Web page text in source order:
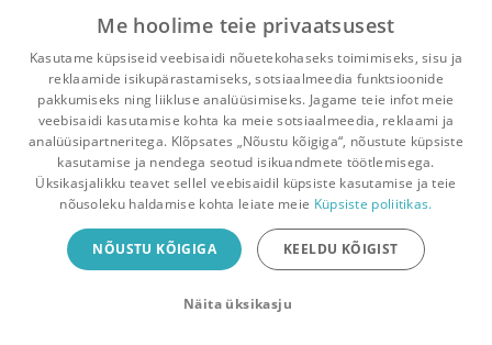
ajakirjas „Looming“. „Päikesepiim“ peaks huvi
pakkuma kõigile väärt luulet hindavatele
kirjandushuvilistele.
Ladusin valesid riita
nagu kasehalge.
Must kadus kaugele,
eesti kirjandus
ilukirjandus luule
Pealehele Ostukorv Sõnumid Teated Konto
Raamatuvahetuse mobiiliäpp
Vaheta raamatuid veelgi mugavamalt!
Me hoolime teie privaatsusest
Kasutame küpsiseid veebisaidi nõuetekohaseks toimimiseks, sisu ja
reklaamide isikupärastamiseks, sotsiaalmeedia funktsioonide
pakkumiseks ning liikluse analüüsimiseks. Jagame teie infot meie
veebisaidi kasutamise kohta ka meie sotsiaalmeedia, reklaami ja
analüüsipartneritega. Klõpsates „Nõustu kõigiga“, nõustute küpsiste
kasutamise ja nendega seotud isikuandmete töötlemisega.
Üksikasjalikku teavet sellel veebisaidil küpsiste kasutamise ja teie
nõusoleku haldamise kohta leiate meie Küpsiste poliitikas.
NÕUSTU KÕIGIGA KEELDU KÕIGIST
Näita üksikasju